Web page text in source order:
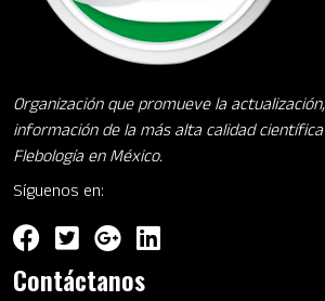
Organización que promueve la
información de la más alta calidad
Flebología en México.
Síguenos en:
Contáctanos